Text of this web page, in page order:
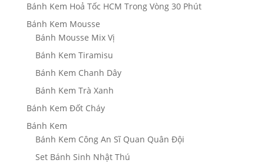
Bánh Kem Hoả Tốc HCM Trong Vòng 30 Phút
Bánh Kem Mousse
Bánh Mousse Mix Vị
Bánh Kem Tiramisu
Bánh Kem Chanh Dây
Bánh Kem Trà Xanh
Bánh Kem Đốt Cháy
Bánh Kem
Bánh Kem Công An Sĩ Quan Quân Đội
Set Bánh Sinh Nhật Thú